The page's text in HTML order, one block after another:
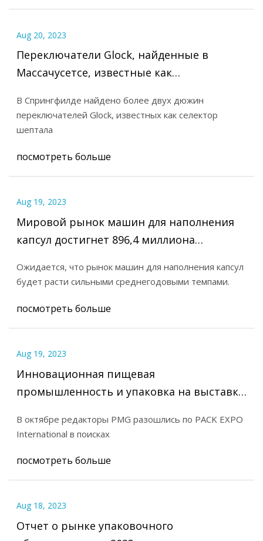
Aug 20, 2023
Переключатели Glock, найденные в
Массачусетсе, известные как
полуавтоматические пистолеты и
пулеметы.
В Спрингфилде найдено более двух дюжин
переключателей Glock, известных как селектор
шептала
посмотреть больше
Aug 19, 2023
Мировой рынок машин для наполнения
капсул достигнет 896,4 миллиона
обусловлено растущим спросом на
продукцию
Ожидается, что рынок машин для наполнения капсул
будет расти сильными среднегодовыми темпами.
посмотреть больше
Aug 19, 2023
Инновационная пищевая
промышленность и упаковка на выставке
В октябре редакторы PMG разошлись по PACK EXPO
International в поисках
посмотреть больше
Aug 18, 2023
Отчет о рынке упаковочного